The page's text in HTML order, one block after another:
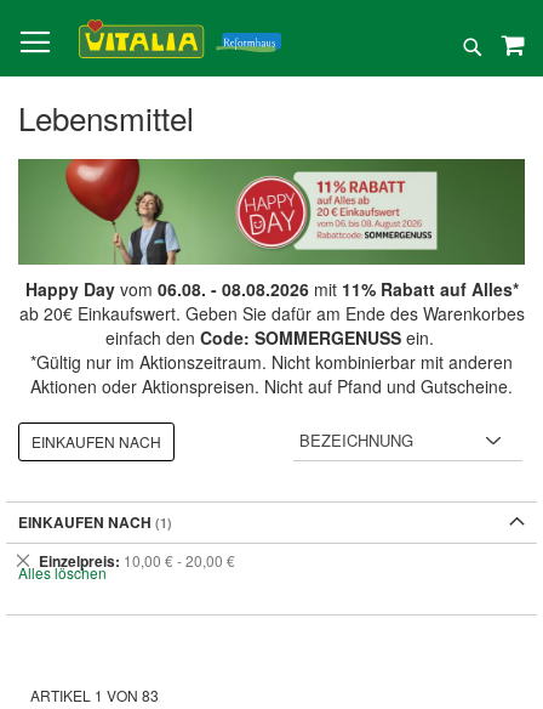
zum
Inhalt
Suche
Lebensmittel
Happy Dayvom 06.08. - 08.08.2026mit 11% Rabatt auf Alles*
ab 20€ Einkaufswert. Geben Sie dafür am Ende des Warenkorbes
einfach den Code: SOMMERGENUSSein.
*Gültig nur im Aktionszeitraum. Nicht kombinierbar mit anderen
Aktionen oder Aktionspreisen. Nicht auf Pfand und Gutscheine.
ARTIKEL 1 VON 83
EINKAUFEN NACH
EINKAUFEN NACH
Einzelpreis 10,00 € - 20,00 €
Dies
entfernen
Alles löschen